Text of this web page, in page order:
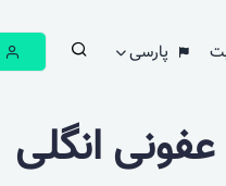
پارسی
انگلی